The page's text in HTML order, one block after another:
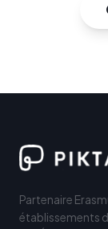
Partenaire
établissements